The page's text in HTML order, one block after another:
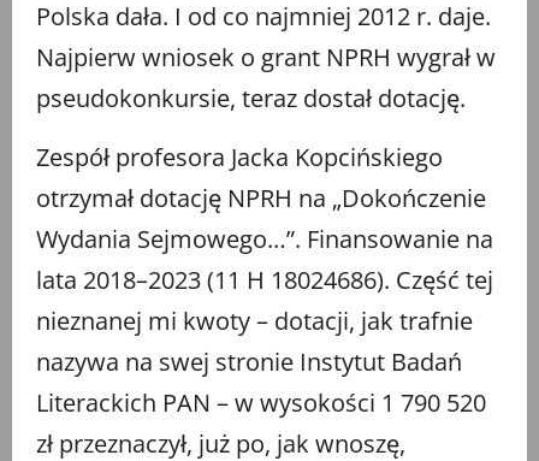
Polska dała. I od co najmniej 2012 r. daje.
Najpierw wniosek o grant NPRH wygrał w
pseudokonkursie, teraz dostał dotację.
Zespół profesora Jacka Kopcińskiego
otrzymał dotację NPRH na „Dokończenie
Wydania Sejmowego…”. Finansowanie na
lata 2018–2023 (11 H 18024686). Część tej
nieznanej mi kwoty – dotacji, jak trafnie
nazywa na swej stronie Instytut Badań
Literackich PAN – w wysokości 1 790 520
zł przeznaczył, już po, jak wnoszę,